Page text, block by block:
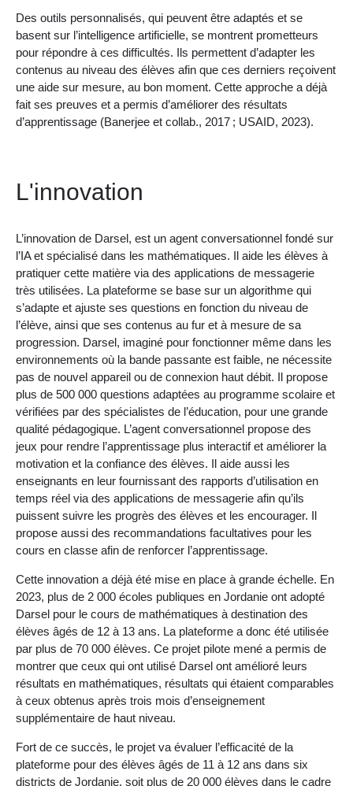
Des outils personnalisés, qui peuvent être adaptés et se
basent sur l’intelligence artificielle, se montrent prometteurs
pour répondre à ces difficultés. Ils permettent d’adapter les
contenus au niveau des élèves afin que ces derniers reçoivent
une aide sur mesure, au bon moment. Cette approche a déjà
fait ses preuves et a permis d’améliorer des résultats
d’apprentissage (Banerjee et collab., 2017 ; USAID, 2023).
L'innovation
L’innovation de Darsel, est un agent conversationnel fondé sur
l’IA et spécialisé dans les mathématiques. Il aide les élèves à
pratiquer cette matière via des applications de messagerie
très utilisées. La plateforme se base sur un algorithme qui
s’adapte et ajuste ses questions en fonction du niveau de
l’élève, ainsi que ses contenus au fur et à mesure de sa
progression. Darsel, imaginé pour fonctionner même dans les
environnements où la bande passante est faible, ne nécessite
pas de nouvel appareil ou de connexion haut débit. Il propose
plus de 500 000 questions adaptées au programme scolaire et
vérifiées par des spécialistes de l’éducation, pour une grande
qualité pédagogique. L’agent conversationnel propose des
jeux pour rendre l’apprentissage plus interactif et améliorer la
motivation et la confiance des élèves. Il aide aussi les
enseignants en leur fournissant des rapports d’utilisation en
temps réel via des applications de messagerie afin qu’ils
puissent suivre les progrès des élèves et les encourager. Il
propose aussi des recommandations facultatives pour les
cours en classe afin de renforcer l’apprentissage.
Cette innovation a déjà été mise en place à grande échelle. En
2023, plus de 2 000 écoles publiques en Jordanie ont adopté
Darsel pour le cours de mathématiques à destination des
élèves âgés de 12 à 13 ans. La plateforme a donc été utilisée
par plus de 70 000 élèves. Ce projet pilote mené a permis de
montrer que ceux qui ont utilisé Darsel ont amélioré leurs
résultats en mathématiques, résultats qui étaient comparables
à ceux obtenus après trois mois d’enseignement
supplémentaire de haut niveau.
Fort de ce succès, le projet va évaluer l’efficacité de la
plateforme pour des élèves âgés de 11 à 12 ans dans six
districts de Jordanie, soit plus de 20 000 élèves dans le cadre